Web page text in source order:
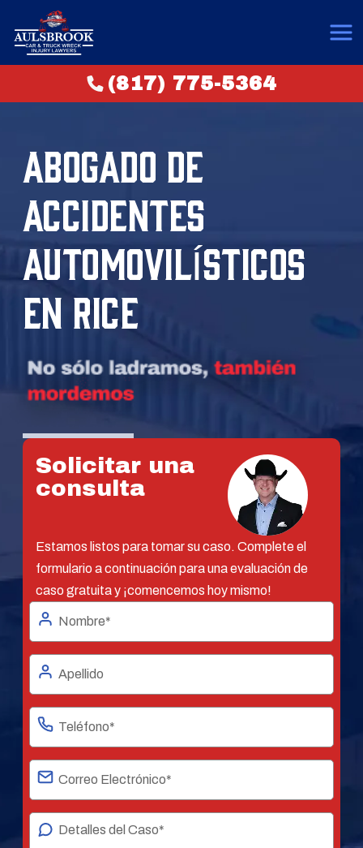
(817) 775-5364
ABOGADO DE
ACCIDENTES
AUTOMOVILÍSTICOS
EN RICE
Solicitar una
consulta
Estamos listos para tomar su caso. Complete el
formulario a continuación para una evaluación de
caso gratuita y ¡comencemos hoy mismo!